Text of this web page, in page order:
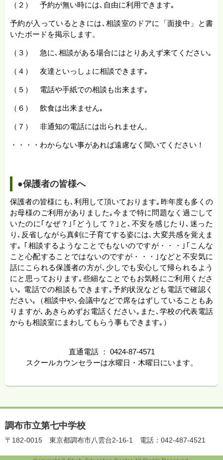
（２） 予約が無い時には､自由に利用できます｡
予約が入っているときには､相談室のドアに「面接中」と書
いたボードを掲示します。
（３） 急に､相談がある場合にはとりあえず来てください｡
（４） 友達といっしょに相談できます｡
（５） 電話や手紙での相談も出来ます｡
（６） 飲食は出来ません｡
（７） 非通知の電話には出られません。
・・・・わからない事があれば遠慮なく聞いてください！
●保護者の皆様へ
保護者の皆様にも､利用して頂いております｡昨年度も多くの
お母様のご利用がありました｡今まで特に問題なく過ごして
いたのに｢なぜ？｣｢どうして？｣と､不安を感じたり､迷った
り､反省しながら真剣に子育てする姿には､大変共感を覚えま
す｡ ｢相談するようなことでもないのですが・・・｣｢こんな
こと心配することではないのですが・・・｣などと不安気に
話にこられる保護者の方が､少しでも安心して帰られるよう
にと思っております｡些細なことでもお気軽にご利用くださ
い｡ 電話での相談もできます｡予約状況なども電話で確認く
ださい｡（相談中や､会議中などで席をはずしていることもあ
りますが､あきらめずお電話ください｡また､学校の代表電話
からも相談室にまわしてもらう事もできます｡）
直通電話 ： 0424-87-4571
スクールカウンセラーは水曜日・木曜日にいます。
調布市立第七中学校
〒182-0015 東京都調布市八雲台2-16-1 電話：042-487-4521